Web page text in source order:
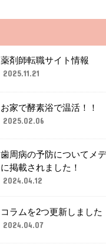
薬剤師転職サイト情報
2025.11.21
お家で酵素浴で温活！！
2025.02.06
歯周病の予防についてメ
に掲載されました！
2024.04.12
コラムを2つ更新しました
2024.04.07